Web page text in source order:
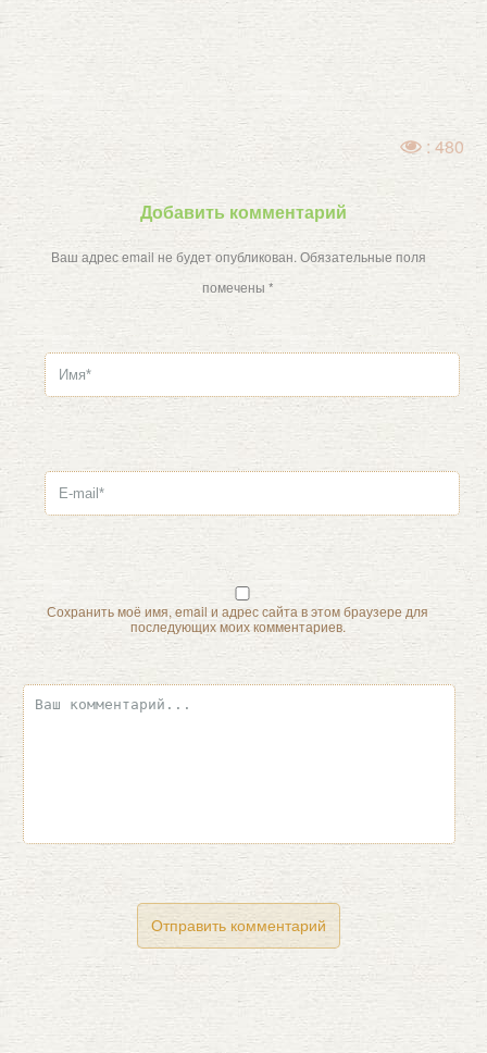
: 480
Добавить комментарий
Ваш адрес email не будет опубликован. Обязательные поля
помечены *
Сохранить моё имя, email и адрес сайта в этом браузере для
последующих моих комментариев.